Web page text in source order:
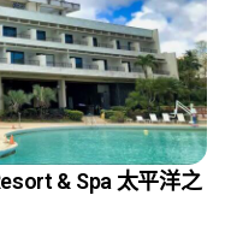
& Spa 太平洋之